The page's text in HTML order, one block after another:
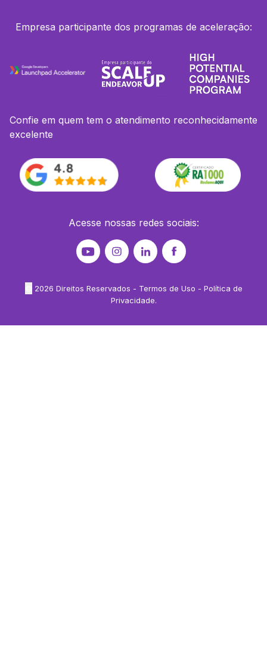
Empresa participante dos programas de aceleração:
Confie em quem tem o atendimento reconhecidamente
excelente
Acesse nossas redes sociais:
2026 Direitos Reservados - Termos de Uso - Política de
Privacidade.